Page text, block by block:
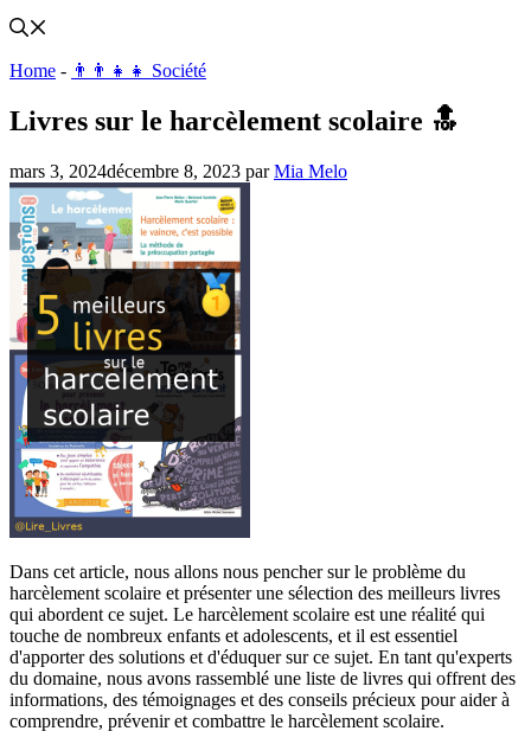
Home - 👨‍👨‍👧‍👧 Société
Livres sur le harcèlement scolaire 🔝
mars 3, 2024décembre 8, 2023 parMia Melo
Dans cet article, nous allons nous pencher sur le problème du
harcèlement scolaire et présenter une sélection des meilleurs livres
qui abordent ce sujet. Le harcèlement scolaire est une réalité qui
touche de nombreux enfants et adolescents, et il est essentiel
d'apporter des solutions et d'éduquer sur ce sujet. En tant qu'experts
du domaine, nous avons rassemblé une liste de livres qui offrent des
informations, des témoignages et des conseils précieux pour aider à
comprendre, prévenir et combattre le harcèlement scolaire.